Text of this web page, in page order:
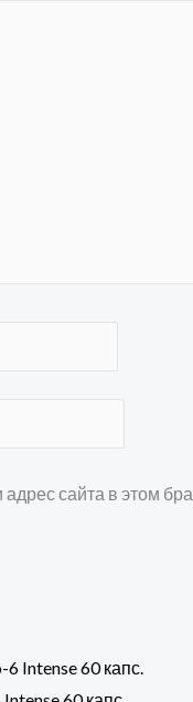
сайта в этом